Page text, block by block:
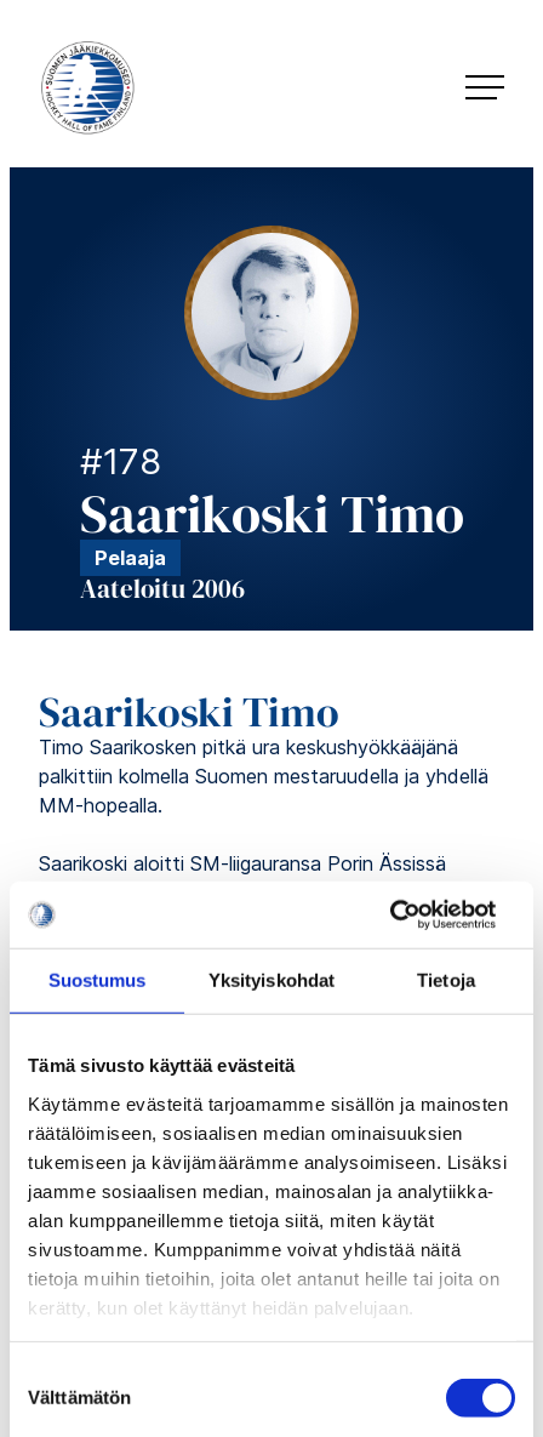
Suostumus Yksityiskohdat Tietoja
Tämä sivusto käyttää evästeitä
Käytämme evästeitä tarjoamamme sisällön ja mainosten
räätälöimiseen, sosiaalisen median ominaisuuksien
tukemiseen ja kävijämäärämme analysoimiseen. Lisäksi
jaamme sosiaalisen median, mainosalan ja analytiikka-
alan kumppaneillemme tietoja siitä, miten käytät
sivustoamme. Kumppanimme voivat yhdistää näitä
tietoja muihin tietoihin, joita olet antanut heille tai joita on
kerätty, kun olet käyttänyt heidän palvelujaan.
valinta
Välttämätön
suoraan
sisältöön
Jääkiekkomuseo – Hockey Hall of Fame Finland
#178
Saarikoski Timo
Pelaaja
Aateloitu 2006
Saarikoski Timo
Timo Saarikosken pitkä ura keskushyökkääjänä
palkittiin kolmella Suomen mestaruudella ja yhdellä
MM-hopealla.
Saarikoski aloitti SM-liigauransa Porin Ässissä
kaudella 1987/88. Ässien pudottua liigasta 1989
hän siirtyi Rauman Lukkoon, josta tie jatkui
Jokereihin 1993. Saarikoski pelasi narripaidoissa viisi
vuotta voittaen kolme Suomen mestaruutta (1994,
1996 ja 1997). Uran loppupuolelle mahtui vielä yksi
vielä yhdeksi kaudeksi Jokereihin. Peliuransa
Saarikoski päätti keväällä 2001.
Suomen maajoukkueessa Saarikoski pelasi kolme
arvokisaturnausta vuosina 1992–93. Prahan MM-
kisoista 1992 palkintona oli yllättäen MM-hopeaa;
puolivälieräottelussa Kanadaa vastaan Saarikoski
iski Suomen voittomaalin. Pelaajauransa jälkeen
Saarikoski on toiminut juniorivalmentajana Ässissä
SEURAAVA